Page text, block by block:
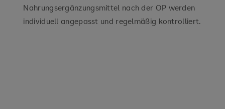
Nahrungsergänzungsmittel nach der OP werden
individuell angepasst und regelmäßig kontrolliert.